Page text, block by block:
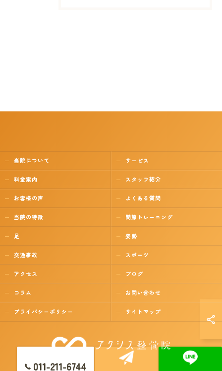
011-211-6744
当院について サービス
料金案内 スタッフ紹介
お客様の声 よくある質問
当院の特徴 関節トレーニング
足 姿勢
交通事故 スポーツ
アクセス ブログ
コラム お問い合わせ
プライバシーポリシー サイトマップ